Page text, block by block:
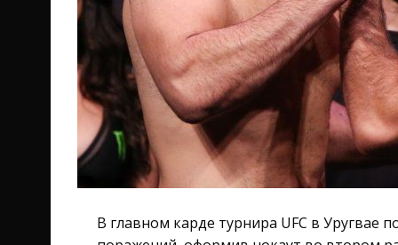
В главном карде турнира UFC в Уругвае